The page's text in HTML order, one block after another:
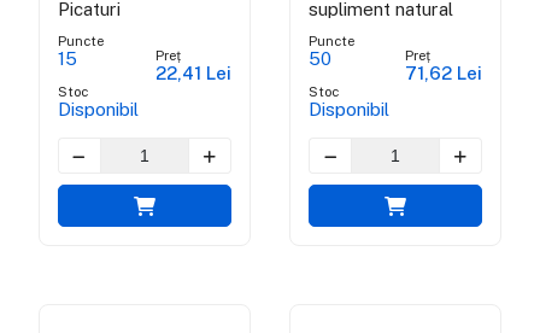
Picaturi
Puncte
15
Stoc
Disponibil
Preț
22,41 Lei
supliment natural
Puncte
50
Stoc
Disponibil
Preț
71,62 Lei